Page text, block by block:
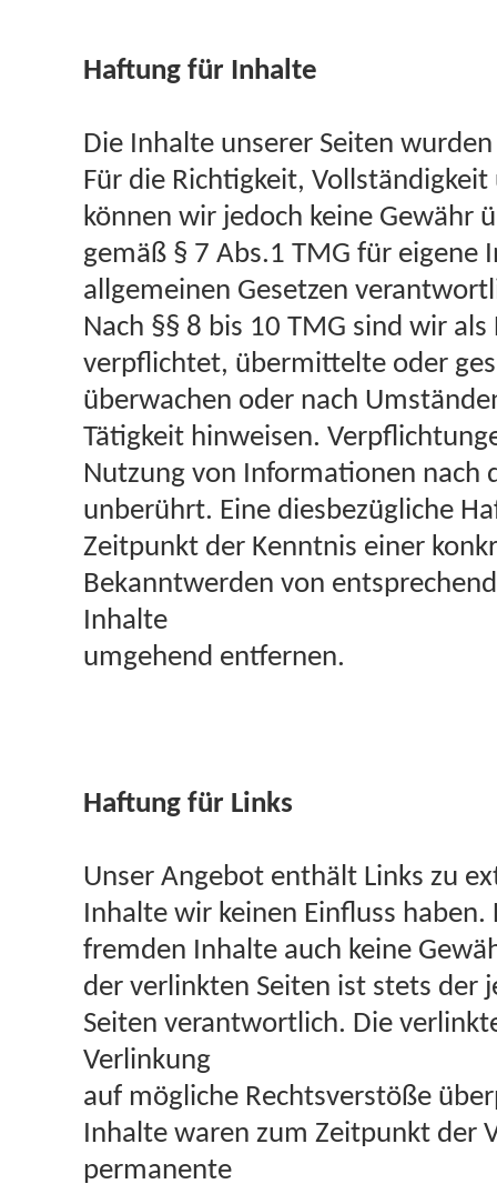
Haftung für Inhalte
Die Inhalte unserer Seiten
Für die Richtigkeit,
können wir jedoch keine Gewähr
gemäß § 7 Abs.1 TMG für eigene
allgemeinen Gesetzen
Nach §§ 8 bis 10 TMG sind wir
verpflichtet, übermittelte oder
überwachen oder nach
Tätigkeit hinweisen.
Nutzung von Informationen nach
unberührt. Eine diesbezügliche
Zeitpunkt der Kenntnis einer
Bekanntwerden von
Inhalte
umgehend entfernen.
Haftung für Links
Unser Angebot enthält Links zu
Inhalte wir keinen Einfluss
fremden Inhalte auch keine
der verlinkten Seiten ist stets der
Seiten verantwortlich. Die
Verlinkung
auf mögliche Rechtsverstöße
Inhalte waren zum Zeitpunkt der
permanente